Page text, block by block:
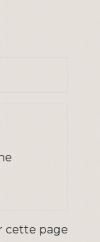
cette page